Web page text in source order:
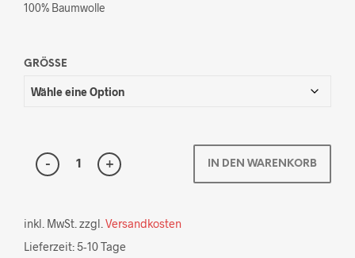
100% Baumwolle
GRÖSSE
IN DEN WARENKORB
inkl. MwSt. zzgl. Versandkosten
Lieferzeit:5-10 Tage